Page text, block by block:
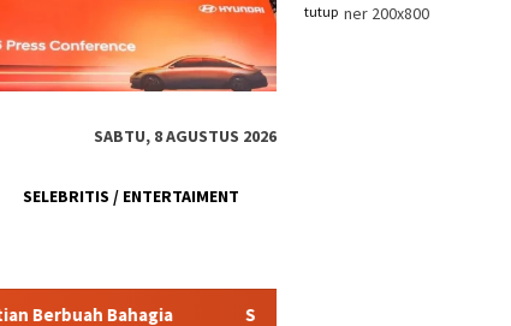
tutup
SABTU, 8 AGUSTUS 2026
SELEBRITIS / ENTERTAIMENT
SIAL Food & Drinks Indonesia 2026 Dorong Daya Saing